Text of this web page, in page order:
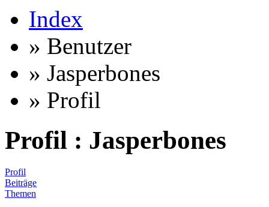
Index
» Benutzer
» Jasperbones
» Profil
Profil : Jasperbones
Profil
Beiträge
Themen